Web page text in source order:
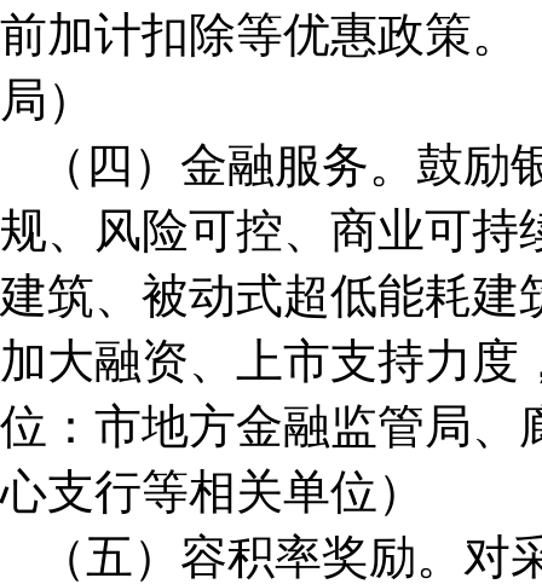
前加计扣除等优惠政策。
局）
（四）金融服务。鼓
规、风险可控、商业可持
建筑、被动式超低能耗建
加大融资、上市支持力
位：市地方金融监管局、
心支行等相关单位）
（五）容积率奖励。